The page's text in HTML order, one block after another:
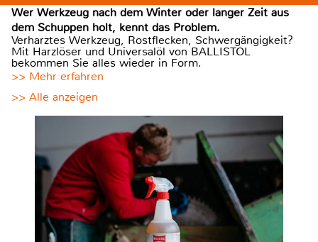
Wer Werkzeug nach dem Winter oder langer Zeit aus
dem Schuppen holt, kennt das Problem.
Verharztes Werkzeug, Rostflecken, Schwergängigkeit?
Mit Harzlöser und Universalöl von BALLISTOL
bekommen Sie alles wieder in Form.
>> Mehr erfahren
>> Alle anzeigen